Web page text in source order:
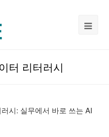
터 리터러시
시: 실무에서 바로 쓰는 AI